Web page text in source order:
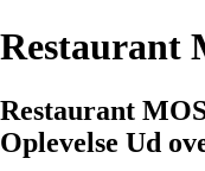
Restaurant
Restaurant
Oplevelse Ud